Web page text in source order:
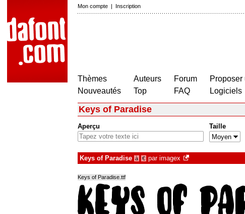
Mon compte | Inscription
Thèmes
Nouveautés
Auteurs
Top
Forum
FAQ
Logiciels
Keys of Paradise
Aperçu Taille
Keys of Paradise à € par imagex
Keys of Paradise.ttf